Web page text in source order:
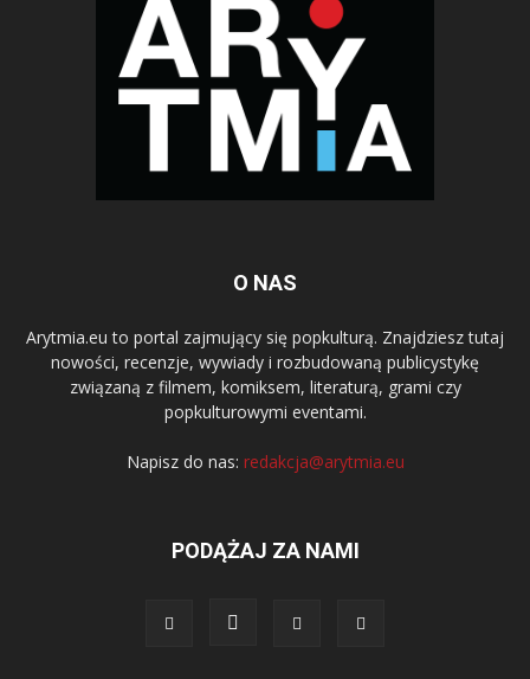
O NAS
Arytmia.eu to portal zajmujący się popkulturą. Znajdziesz tutaj
nowości, recenzje, wywiady i rozbudowaną publicystykę
związaną z filmem, komiksem, literaturą, grami czy
popkulturowymi eventami.
Napisz do nas: redakcja@arytmia.eu
PODĄŻAJ ZA NAMI